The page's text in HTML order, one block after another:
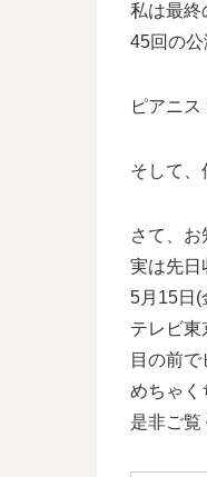
私は最終
45回の
ピアニ
そして、
さて、お
実は先日
5月15日(
テレビ東
目の前で
めちゃく
是非ご覧